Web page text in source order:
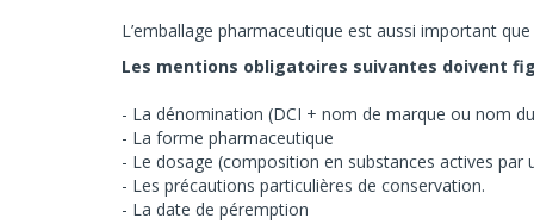
L’emballage pharmaceutique est aussi important
Les mentions obligatoires suivantes doivent
La dénomination (DCI + nom de marque ou nom
La forme pharmaceutique
Le dosage (composition en substances actives par
Les précautions particulières de conservation.
La date de péremption